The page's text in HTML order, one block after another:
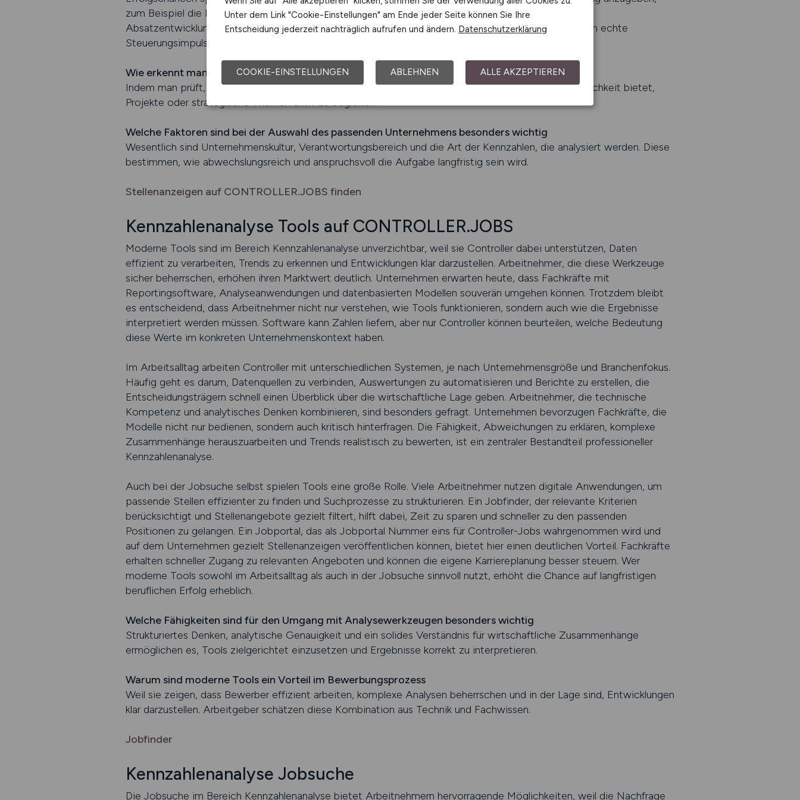
zum Beispiel die Bewertung von Trends, die Optimierung von Kostenstrukturen oder die Analyse von
Absatzentwicklungen. Diese Beispiele zeigen Arbeitgebern, dass man nicht nur Zahlen liefert, sondern echte
Steuerungsimpulse geben kann.
Wie erkennt man, ob eine Stelle im Bereich Kennzahlenanalyse langfristige Perspektiven bietet
Indem man prüft, wie eng die Rolle in Entscheidungen eingebunden ist und ob die Position die Möglichkeit bietet,
Projekte oder strategische Themen aktiv zu begleiten.
Welche Faktoren sind bei der Auswahl des passenden Unternehmens besonders wichtig
Wesentlich sind Unternehmenskultur, Verantwortungsbereich und die Art der Kennzahlen, die analysiert werden. Diese
bestimmen, wie abwechslungsreich und anspruchsvoll die Aufgabe langfristig sein wird.
Stellenanzeigen auf CONTROLLER.JOBS finden
Kennzahlenanalyse Tools auf CONTROLLER.JOBS
Moderne Tools sind im Bereich Kennzahlenanalyse unverzichtbar, weil sie Controller dabei unterstützen, Daten
effizient zu verarbeiten, Trends zu erkennen und Entwicklungen klar darzustellen. Arbeitnehmer, die diese Werkzeuge
sicher beherrschen, erhöhen ihren Marktwert deutlich. Unternehmen erwarten heute, dass Fachkräfte mit
Reportingsoftware, Analyseanwendungen und datenbasierten Modellen souverän umgehen können. Trotzdem bleibt
es entscheidend, dass Arbeitnehmer nicht nur verstehen, wie Tools funktionieren, sondern auch wie die Ergebnisse
interpretiert werden müssen. Software kann Zahlen liefern, aber nur Controller können beurteilen, welche Bedeutung
diese Werte im konkreten Unternehmenskontext haben.
Im Arbeitsalltag arbeiten Controller mit unterschiedlichen Systemen, je nach Unternehmensgröße und Branchenfokus.
Häufig geht es darum, Datenquellen zu verbinden, Auswertungen zu automatisieren und Berichte zu erstellen, die
Entscheidungsträgern schnell einen Überblick über die wirtschaftliche Lage geben. Arbeitnehmer, die technische
Kompetenz und analytisches Denken kombinieren, sind besonders gefragt. Unternehmen bevorzugen Fachkräfte, die
Modelle nicht nur bedienen, sondern auch kritisch hinterfragen. Die Fähigkeit, Abweichungen zu erklären, komplexe
Zusammenhänge herauszuarbeiten und Trends realistisch zu bewerten, ist ein zentraler Bestandteil professioneller
Kennzahlenanalyse.
Auch bei der Jobsuche selbst spielen Tools eine große Rolle. Viele Arbeitnehmer nutzen digitale Anwendungen, um
passende Stellen effizienter zu finden und Suchprozesse zu strukturieren. Ein Jobfinder, der relevante Kriterien
berücksichtigt und Stellenangebote gezielt filtert, hilft dabei, Zeit zu sparen und schneller zu den passenden
Positionen zu gelangen. Ein Jobportal, das als Jobportal Nummer eins für Controller-Jobs wahrgenommen wird und
auf dem Unternehmen gezielt Stellenanzeigen veröffentlichen können, bietet hier einen deutlichen Vorteil. Fachkräfte
erhalten schneller Zugang zu relevanten Angeboten und können die eigene Karriereplanung besser steuern. Wer
moderne Tools sowohl im Arbeitsalltag als auch in der Jobsuche sinnvoll nutzt, erhöht die Chance auf langfristigen
beruflichen Erfolg erheblich.
Welche Fähigkeiten sind für den Umgang mit Analysewerkzeugen besonders wichtig
Strukturiertes Denken, analytische Genauigkeit und ein solides Verständnis für wirtschaftliche Zusammenhänge
ermöglichen es, Tools zielgerichtet einzusetzen und Ergebnisse korrekt zu interpretieren.
Warum sind moderne Tools ein Vorteil im Bewerbungsprozess
Weil sie zeigen, dass Bewerber effizient arbeiten, komplexe Analysen beherrschen und in der Lage sind, Entwicklungen
klar darzustellen. Arbeitgeber schätzen diese Kombination aus Technik und Fachwissen.
Jobfinder
Kennzahlenanalyse Jobsuche
Die Jobsuche im Bereich Kennzahlenanalyse bietet Arbeitnehmern hervorragende Möglichkeiten, weil die Nachfrage
Unter dem Link "Cookie-Einstellungen" am Ende jeder Seite können Sie Ihre
Entscheidung jederzeit nachträglich aufrufen und ändern. Datenschutzerklärung
COOKIE-EINSTELLUNGEN ABLEHNEN ALLE AKZEPTIEREN